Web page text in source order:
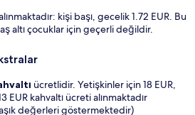
kişi başı, gecelik 1.72 EUR. Bu
altı çocuklar için geçerli değildir.
ücretlidir. Yetişkinler için 18 EUR,
EUR kahvaltı ücreti alınmaktadır
değerleri göstermektedir)